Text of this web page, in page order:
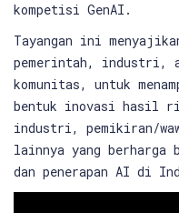
kompetisi GenAI.
Tayangan ini
pemerintah, industri,
komunitas, untuk
bentuk inovasi hasil
industri, pemikiran/
lainnya yang berharga
dan penerapan AI di